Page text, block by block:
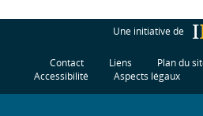
Une initiative de
Contact Liens Plan du
Accessibilité
Aspects légaux